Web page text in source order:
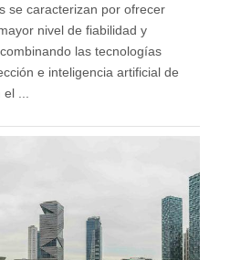
se caracterizan por ofrecer
nivel de fiabilidad y
las tecnologías
e inteligencia artificial de
el ...